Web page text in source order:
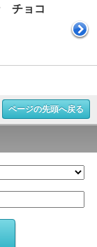
チョコ
ページの先頭へ戻る